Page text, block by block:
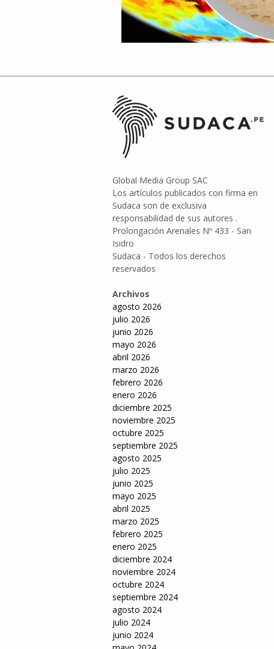
Global Media Group SAC
Los artículos publicados con firma en
Sudaca son de exclusiva
responsabilidad de sus autores .
Prolongación Arenales Nº 433 - San
Isidro
Sudaca - Todos los derechos
reservados
Archivos
agosto 2026
julio 2026
junio 2026
mayo 2026
abril 2026
marzo 2026
febrero 2026
enero 2026
diciembre 2025
noviembre 2025
octubre 2025
septiembre 2025
agosto 2025
julio 2025
junio 2025
mayo 2025
abril 2025
marzo 2025
febrero 2025
enero 2025
diciembre 2024
noviembre 2024
octubre 2024
septiembre 2024
agosto 2024
julio 2024
junio 2024